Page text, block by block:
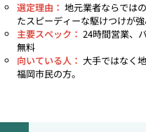
選定理由： 地元業者ならでは
たスピーディーな駆けつけが強
主要スペック： 24時間営業、
無料
向いている人： 大手ではなく
福岡市民の方。